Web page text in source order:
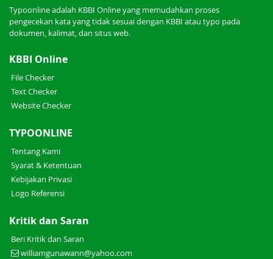
Typoonline adalah KBBI Online yang memudahkan proses
pengecekan kata yang tidak sesuai dengan KBBI atau typo pada
dokumen, kalimat, dan situs web.
KBBI Online
File Checker
Text Checker
Website Checker
TYPOONLINE
Tentang Kami
Syarat & Ketentuan
Kebijakan Privasi
Logo Referensi
Kritik dan Saran
Beri Kritik dan Saran
williamgunawann@yahoo.com